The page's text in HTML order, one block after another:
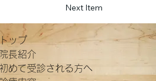
Next Item
トップ
院長紹介
初めて受診される方へ